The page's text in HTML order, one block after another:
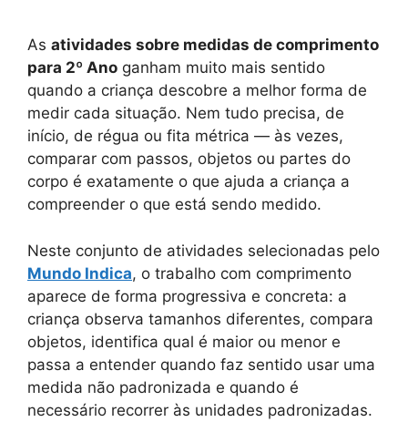
As atividades sobre medidas de comprimento
para 2º Ano ganham muito mais sentido
quando a criança descobre a melhor forma de
medir cada situação. Nem tudo precisa, de
início, de régua ou fita métrica — às vezes,
comparar com passos, objetos ou partes do
corpo é exatamente o que ajuda a criança a
compreender o que está sendo medido.
Neste conjunto de atividades selecionadas pelo
Mundo Indica, o trabalho com comprimento
aparece de forma progressiva e concreta: a
criança observa tamanhos diferentes, compara
objetos, identifica qual é maior ou menor e
passa a entender quando faz sentido usar uma
medida não padronizada e quando é
necessário recorrer às unidades padronizadas.